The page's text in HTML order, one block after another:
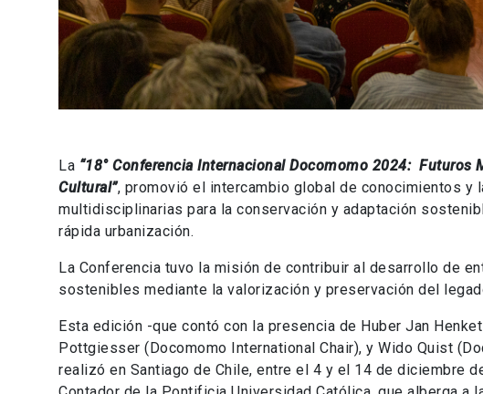
La “18° Conferencia Internacional Docomomo 2024: Futuros
Cultural”, promovió el intercambio global de conocimientos y
multidisciplinarias para la conservación y adaptación
rápida urbanización.
La Conferencia tuvo la misión de contribuir al desarrollo de
sostenibles mediante la valorización y preservación del
Esta edición -que contó con la presencia de Huber Jan
Pottgiesser (Docomomo International Chair), y Wido Quist
realizó en Santiago de Chile, entre el 4 y el 14 de diciembre